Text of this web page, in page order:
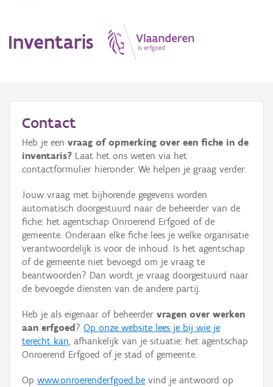
Inventaris
Erfgoedobject
Aanduidingsobject
Waarneming
Thema
Gebeurtenis
Persoon of collectief
Hergebruik
Aanmelden
Contact
Heb je een vraag of opmerking over een fiche in de
inventaris? Laat het ons weten via het
contactformulier hieronder. We helpen je graag verder.
Jouw vraag met bijhorende gegevens worden
automatisch doorgestuurd naar de beheerder van de
fiche: het agentschap Onroerend Erfgoed of de
gemeente. Onderaan elke fiche lees je welke organisatie
verantwoordelijk is voor de inhoud. Is het agentschap
of de gemeente niet bevoegd om je vraag te
beantwoorden? Dan wordt je vraag doorgestuurd naar
de bevoegde diensten van de andere partij.
Heb je als eigenaar of beheerder vragen over werken
aan erfgoed ? Op onze website lees je bij wie je
terecht kan, afhankelijk van je situatie: het agentschap
Onroerend Erfgoed of je stad of gemeente.
Op www.onroerenderfgoed.be vind je antwoord op